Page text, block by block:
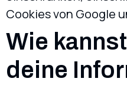
Cookies von Google
Wie
deine